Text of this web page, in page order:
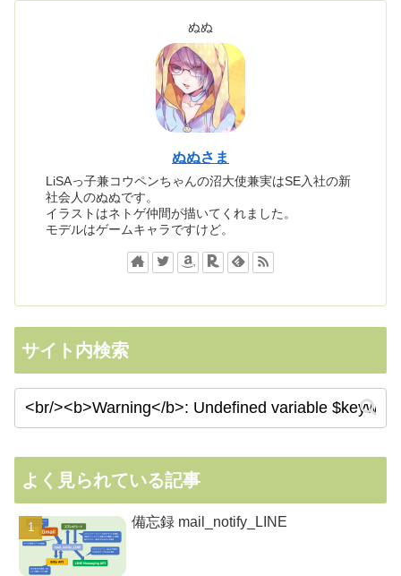
ぬぬ
ぬぬさま
LiSAっ子兼コウペンちゃんの沼大使兼実はSE入社の新
社会人のぬぬです。
イラストはネトゲ仲間が描いてくれました。
モデルはゲームキャラですけど。
サイト内検索
よく見られている記事
備忘録 mail_notify_LINE